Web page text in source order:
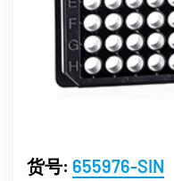
货号: 655976-SIN